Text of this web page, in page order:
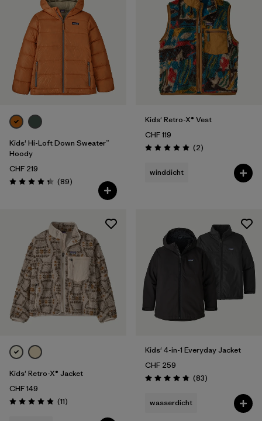
Kids' Hi-Loft Down Sweater™
Hoody
CHF 219
Bewertung: 4.4 / 5
(89Rezensionen
)
Kids' Retro-X® Vest
CHF 119
Bewertung: 5.0 / 5
(2Rezensionen
)
winddicht
Kids' Retro-X® Jacket
CHF 149
Bewertung: 4.8 / 5
(11Rezensionen
)
Kids' 4-in-1 Everyday Jacket
CHF 259
Bewertung: 4.8 / 5
(83Rezensionen
)
wasserdicht